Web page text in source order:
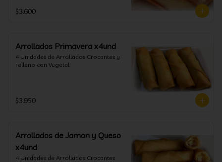
$3.600
Arrollados Primavera x4und
4 Unidades de Arrollados Crocantes y
relleno con Vegetal
$3.950
Arrollados de Jamon y Queso
x4und
4 Unidades de Arrollados Crocantes